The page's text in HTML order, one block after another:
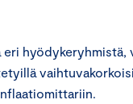
hyödykeryhmistä,